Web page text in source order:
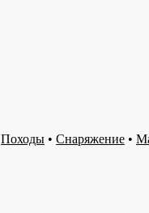
Походы • Снаряжение •